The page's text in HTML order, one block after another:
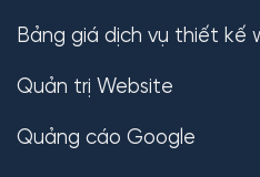
Bảng giá dịch vụ thiết kế
Quản trị Website
Quảng cáo Google